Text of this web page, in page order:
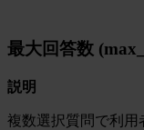
最大回答数
説明
複数選択質問で利用